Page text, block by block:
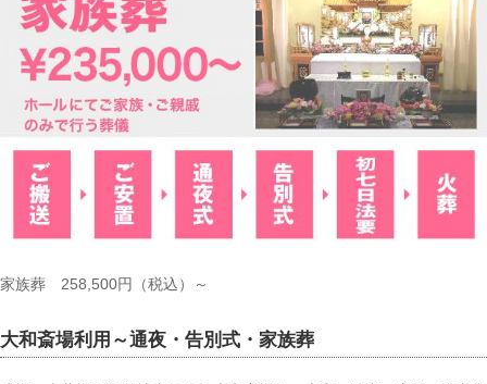
家族葬 258,500円（税込）～
大和斎場利用～通夜・告別式・家族葬